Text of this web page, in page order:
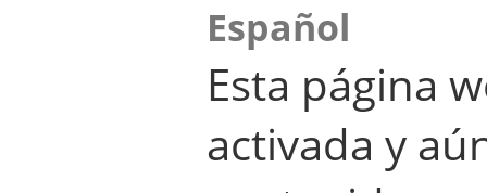
Español
Esta página
activada y